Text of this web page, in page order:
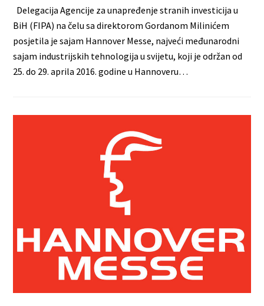
Delegacija Agencije za unapređenje stranih investicija u
BiH (FIPA) na čelu sa direktorom Gordanom Milinićem
posjetila je sajam Hannover Messe, najveći međunarodni
sajam industrijskih tehnologija u svijetu, koji je održan od
25. do 29. aprila 2016. godine u Hannoveru…